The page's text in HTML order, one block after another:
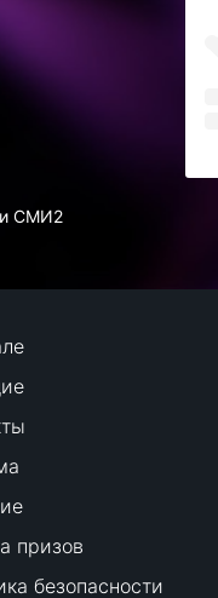
СМИ2
призов
безопасности